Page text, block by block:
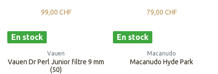
99,00 CHF 79,00 CHF
En stock
Vauen
Vauen Dr Perl Junior filtre 9 mm
(50)
En stock
Macanudo
Macanudo Hyde Park